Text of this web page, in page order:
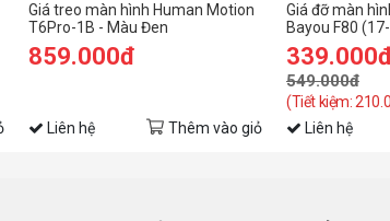
Giá treo màn hình Human Motion
T6Pro-1B - Màu Đen
859.000đ
Liên hệ Thêm vào giỏ
Giá đỡ màn
Bayou F80
549.000đ
(Tiết kiệm:
Liên hệ